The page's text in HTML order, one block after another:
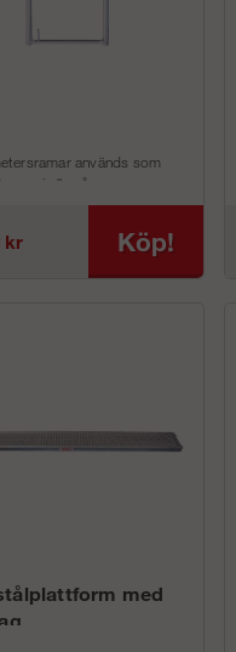
används som
i alla våra
kr Köp!
med